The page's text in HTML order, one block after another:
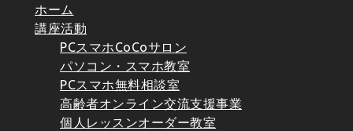
ホーム
講座活動
PCスマホCoCoサロン
パソコン・スマホ教室
PCスマホ無料相談室
高齢者オンライン交流支援事業
個人レッスンオーダー教室